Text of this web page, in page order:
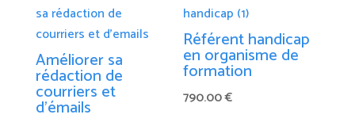
Améliorer sa
rédaction de
courriers et
d’émails
Référent handicap
en organisme de
formation
790.00€